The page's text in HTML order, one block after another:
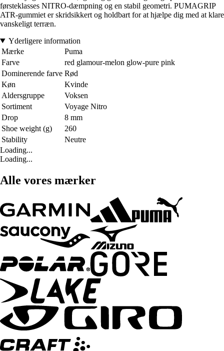
førsteklasses NITRO-dæmpning og en stabil geometri. PUMAGRIP
ATR-gummiet er skridsikkert og holdbart for at hjælpe dig med at klare
vanskeligt terræn.
Yderligere information
Mærke
Puma
Farve
red glamour-melon glow-pure pink
Dominerende farve Rød
Køn
Kvinde
Aldersgruppe
Voksen
Sortiment
Voyage Nitro
Drop
8 mm
Shoe weight (g)
260
Stability
Neutre
Loading...
Loading...
Alle vores mærker